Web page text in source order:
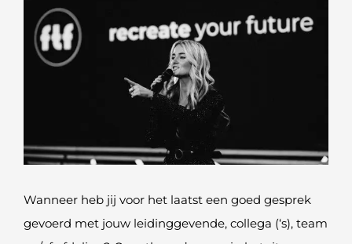
Wanneer heb jij voor het laatst een goed gesprek
gevoerd met jouw leidinggevende, collega (‘s), team